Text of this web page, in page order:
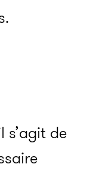
de